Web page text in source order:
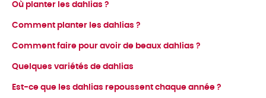
Où planter les dahlias ?
Comment planter les dahlias ?
Comment faire pour avoir de beaux dahlias ?
Quelques variétés de dahlias
Est-ce que les dahlias repoussent chaque année ?